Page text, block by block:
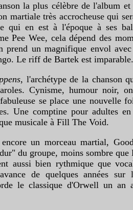
la plus célèbre de l'album
martiale très accrocheuse qui
qui en est à l'époque à ses
Pee Wee, cela dépend des
prend un magnifique envol
Le riff de Bartek est
, l'archétype de la chanson
Cynisme, humour noir,
se place une nouvelle
Une comptine pour adultes
musicale à Fill The Void.
un morceau martial,
du groupe, moins sombre que
aussi bien rythmique que
de quelques années sur
le classique d'Orwell un an